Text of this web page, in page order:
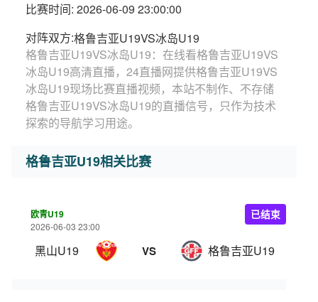
比赛时间: 2026-06-09 23:00:00
对阵双方:格鲁吉亚U19VS冰岛U19
格鲁吉亚U19VS冰岛U19：在线看格鲁吉亚U19VS
冰岛U19高清直播，24直播网提供格鲁吉亚U19VS
冰岛U19现场比赛直播视频，本站不制作、不存储
格鲁吉亚U19VS冰岛U19的直播信号，只作为技术
探索的导航学习用途。
格鲁吉亚U19相关比赛
欧青U19
2026-06-03 23:00
黑山U19 VS 格鲁吉亚U19
已结束